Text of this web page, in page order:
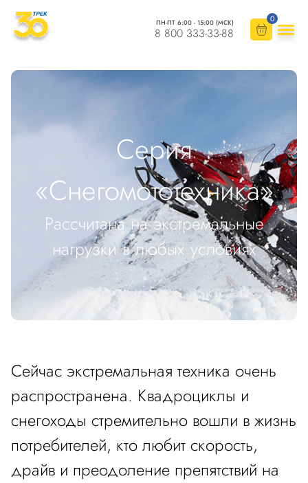
ПН-ПТ 6:00 - 15:00 (МСК)
8 800 333-33-88
0
Серия
«Снегомототехника»
Рассчитана на экстремальные
нагрузки в любых условиях
Сейчас экстремальная техника очень
распространена. Квадроциклы и
снегоходы стремительно вошли в жизнь
потребителей, кто любит скорость,
драйв и преодоление препятствий на